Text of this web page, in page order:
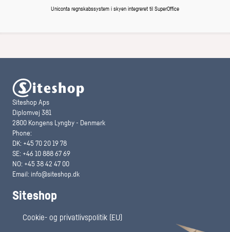
Uniconta regnskabssystem i skyen integreret til SuperOffice
Siteshop Aps
Diplomvej 381
2800 Kongens Lyngby - Denmark
Phone:
DK: +45 70 20 19 78
SE: +46 10 888 67 69
NO: +45 38 42 47 00
Email: info@siteshop.dk
Siteshop
Cookie- og privatlivspolitik (EU)